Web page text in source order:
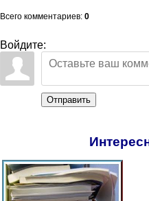
Всего комментариев: 0
Войдите:
Отправить